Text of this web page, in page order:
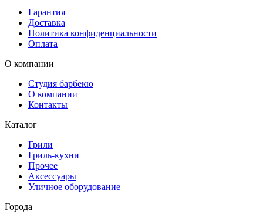
Гарантия
Доставка
Политика конфиденциальности
Оплата
О компании
Студия барбекю
О компании
Контакты
Каталог
Грили
Гриль-кухни
Прочее
Аксессуары
Уличное оборудование
Города